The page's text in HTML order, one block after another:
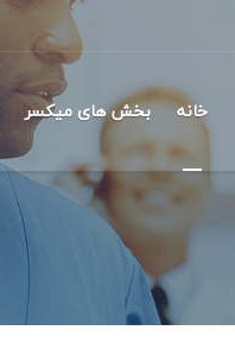
خانه بخش های میکسر